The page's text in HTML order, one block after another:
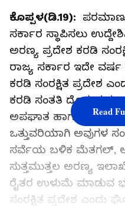
ಕೊಪ್ಪಳ(ಡಿ.19):
ಪರಮಾಣು
ಸರ್ಕಾರ ಸ್ಥಾಪಿಸಲು
ಅರಣ್ಯ ಪ್ರದೇಶ ಕರಡಿ
ರಾಜ್ಯ ಸರ್ಕಾರ ಇದೇ
ಕರಡಿ ಸಂರಕ್ಷಿತ ಪ್ರದೇಶ
ಕರಡಿ ಸಂತತಿ ದೊಡ್ಡ
ಅಪಘಾತ ಹಾಗೂ
ಒತ್ತುವರಿಯಾಗಿ ಅವುಗಳ
ಸರ್ವೆಯ ಬಳಿಕ ಮೆತಗಲ್,
ಸುತ್ತಮುತ್ತಲ ಅರಣ್ಯ
ರೈತರ ಉಳುಮೆ ಮಾಡುವ
ಸಂರಕ್ಷಿತ ಪ್ರದೇಶ
Read